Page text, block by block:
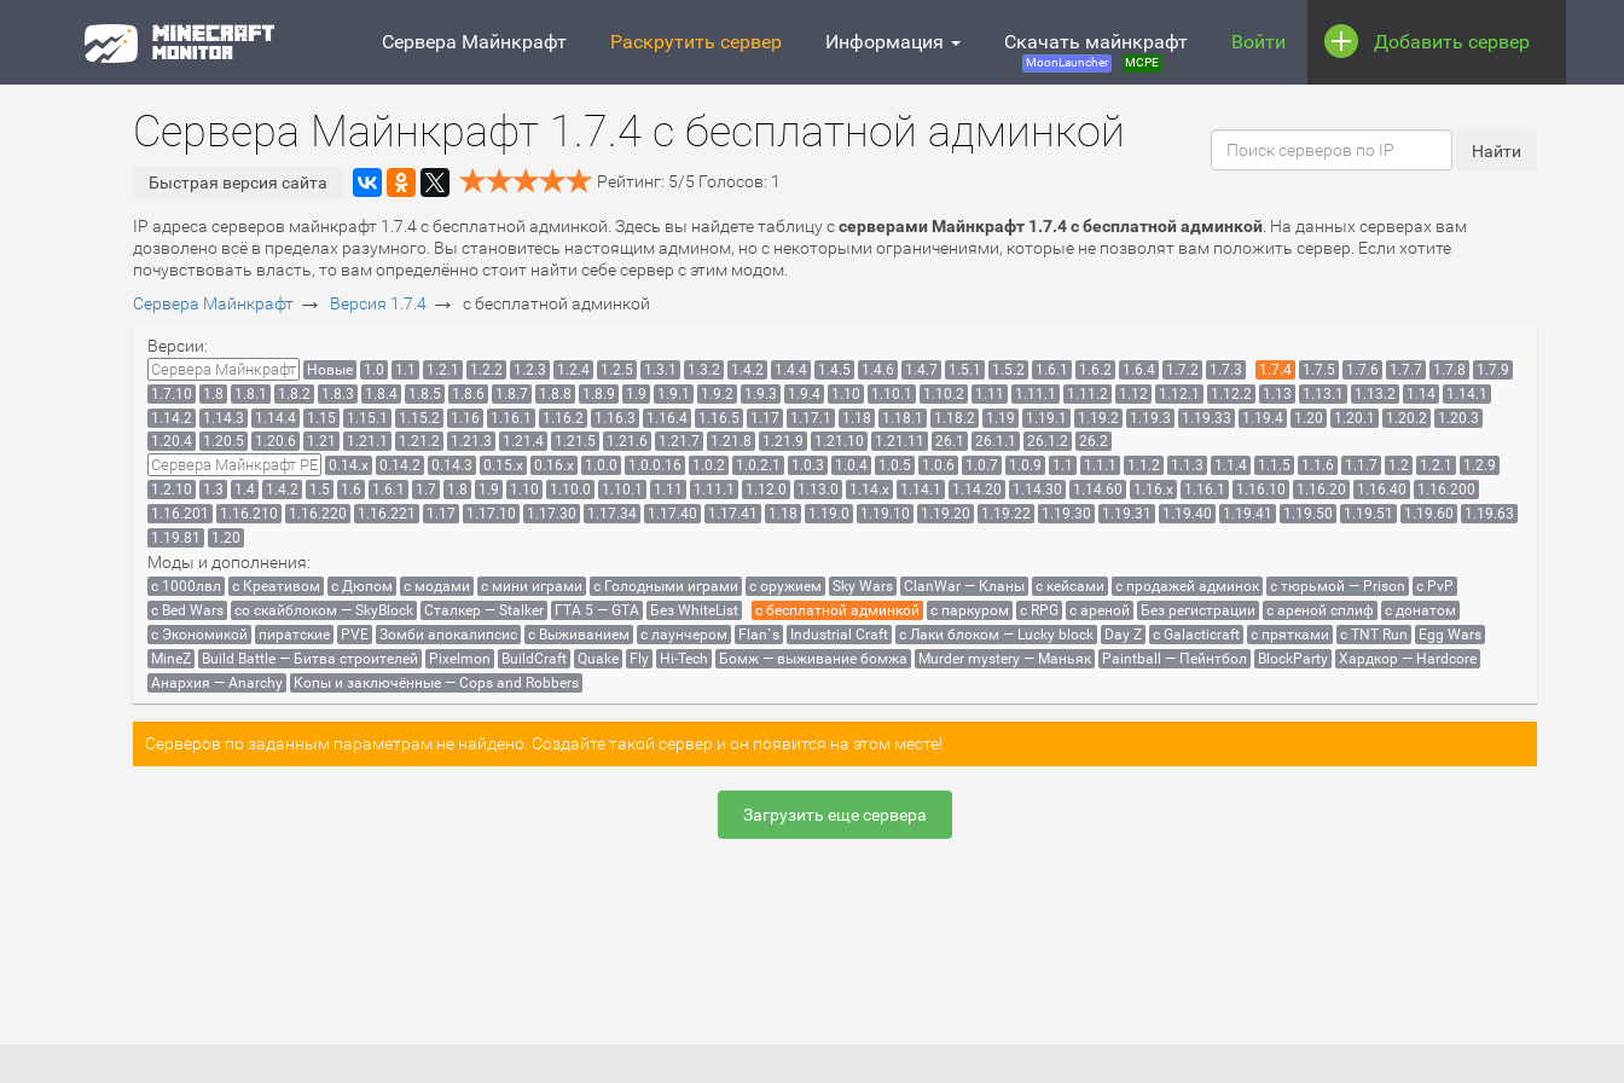
Сервера Майнкрафт Раскрутить сервер Информация Скачать майнкрафт
MoonLauncher MCPE
Войти Добавить сервер
Сервера Майнкрафт 1.7.4 с бесплатной админкой
Быстрая версия сайта Рейтинг: 5/5 Голосов: 1
IP адреса серверов майнкрафт 1.7.4 с бесплатной админкой. Здесь вы найдете таблицу ссерверами Майнкрафт 1.7.4 с бесплатной админкой . На данных серверах вам
дозволено всё в пределах разумного. Вы становитесь настоящим админом, но с некоторыми ограничениями, которые не позволят вам положить сервер. Если хотите
почувствовать власть, то вам определённо стоит найти себе сервер с этим модом.
Сервера Майнкрафт → Версия 1.7.4 → с бесплатной админкой
Версии:
Сервера Майнкрафт Новые 1.0 1.1 1.2.1 1.2.2 1.2.3 1.2.4 1.2.5 1.3.1 1.3.2 1.4.2 1.4.4 1.4.5 1.4.6 1.4.7 1.5.1 1.5.2 1.6.1 1.6.2 1.6.4 1.7.2 1.7.3 1.7.4 1.7.5 1.7.6 1.7.7 1.7.8
1.7.9
1.7.10
1.8 1.8.1 1.8.2 1.8.3 1.8.4 1.8.5 1.8.6 1.8.7 1.8.8 1.8.9 1.9 1.9.1 1.9.2 1.9.3 1.9.4 1.10 1.10.1 1.10.2 1.11 1.11.1 1.11.2 1.12 1.12.1 1.12.2 1.13 1.13.1 1.13.2 1.14
1.14.1
1.14.2
1.14.3 1.14.4 1.15 1.15.1 1.15.2 1.16 1.16.1 1.16.2 1.16.3 1.16.4 1.16.5 1.17 1.17.1 1.18 1.18.1 1.18.2 1.19 1.19.1 1.19.2 1.19.3 1.19.33 1.19.4 1.20 1.20.1 1.20.2
1.20.3
1.20.4
1.20.5 1.20.6 1.21 1.21.1 1.21.2 1.21.3 1.21.4 1.21.5 1.21.6 1.21.7 1.21.8 1.21.9 1.21.10 1.21.11 26.1 26.1.1 26.1.2 26.2
Сервера Майнкрафт PE 0.14.x 0.14.2 0.14.3 0.15.x 0.16.x 1.0.0 1.0.0.16 1.0.2 1.0.2.1 1.0.3 1.0.4 1.0.5 1.0.6 1.0.7 1.0.9 1.1 1.1.1 1.1.2 1.1.3 1.1.4 1.1.5 1.1.6 1.1.7 1.2 1.2.1
1.2.9
1.2.10
1.3 1.4 1.4.2 1.5 1.6 1.6.1 1.7 1.8 1.9 1.10 1.10.0 1.10.1 1.11 1.11.1 1.12.0 1.13.0 1.14.x 1.14.1 1.14.20 1.14.30 1.14.60 1.16.x 1.16.1 1.16.10 1.16.20 1.16.40
1.16.200
1.16.201
1.16.210 1.16.220 1.16.221 1.17 1.17.10 1.17.30 1.17.34 1.17.40 1.17.41 1.18 1.19.0 1.19.10 1.19.20 1.19.22 1.19.30 1.19.31 1.19.40 1.19.41 1.19.50 1.19.51 1.19.60
1.19.63
1.19.81
1.20
Моды и дополнения:
с 1000лвл c Креативом с Дюпом с модами с мини играми с Голодными играми с оружием Sky Wars ClanWar — Кланы с кейсами с продажей админок с тюрьмой — Prison
с PvP
с Bed Wars
со скайблоком — SkyBlock Сталкер — Stalker ГТА 5 — GTA Без WhiteList с бесплатной админкой с паркуром с RPG с ареной Без регистрации с ареной сплиф
с донатом
с Экономикой
пиратские PVE Зомби апокалипсис с Выживанием с лаунчером Flan`s Industrial Craft с Лаки блоком — Lucky block Day Z с Galacticraft с прятками с TNT Run
Egg Wars
MineZ
Build Battle — Битва строителей Pixelmon BuildCraft Quake Fly Hi-Tech Бомж — выживание бомжа Murder mystery — Маньяк Paintball — Пейнтбол BlockParty
Хардкор — Hardcore
Анархия — Anarchy
Копы и заключённые — Cops and Robbers
Серверов по заданным параметрам не найдено. Создайте такой сервер и он появится на этом месте!
Загрузить еще сервера